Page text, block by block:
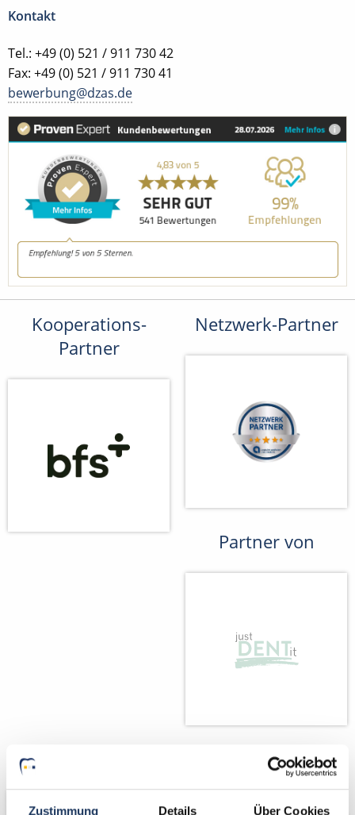
Zustimmung Details Über Cookies
Kontakt
Tel.: +49 (0) 521 / 911 730 42
Fax: +49 (0) 521 / 911 730 41
bewerbung@dzas.de
Kooperations-
Partner
Netzwerk-Partner
Partner von
Wir pflanzen
Bäume